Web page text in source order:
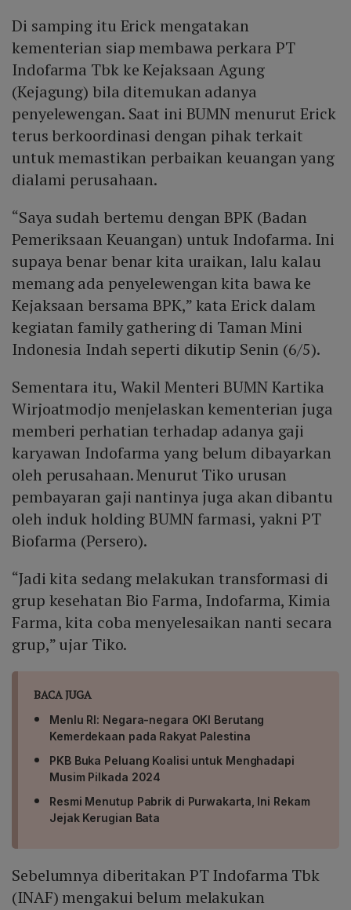
Di samping itu Erick mengatakan
kementerian siap membawa perkara PT
Indofarma Tbk ke Kejaksaan Agung
(Kejagung) bila ditemukan adanya
penyelewengan. Saat ini BUMN menurut Erick
terus berkoordinasi dengan pihak terkait
untuk memastikan perbaikan keuangan yang
dialami perusahaan.
“Saya sudah bertemu dengan BPK (Badan
Pemeriksaan Keuangan) untuk Indofarma. Ini
supaya benar benar kita uraikan, lalu kalau
memang ada penyelewengan kita bawa ke
Kejaksaan bersama BPK,” kata Erick dalam
kegiatan family gathering di Taman Mini
Indonesia Indah seperti dikutip Senin (6/5).
Sementara itu, Wakil Menteri BUMN Kartika
Wirjoatmodjo menjelaskan kementerian juga
memberi perhatian terhadap adanya gaji
karyawan Indofarma yang belum dibayarkan
oleh perusahaan. Menurut Tiko urusan
pembayaran gaji nantinya juga akan dibantu
oleh induk holding BUMN farmasi, yakni PT
Biofarma (Persero).
“Jadi kita sedang melakukan transformasi di
grup kesehatan Bio Farma, Indofarma, Kimia
Farma, kita coba menyelesaikan nanti secara
grup,” ujar Tiko.
BACA JUGA
Menlu RI: Negara-negara OKI Berutang
Kemerdekaan pada Rakyat Palestina
PKB Buka Peluang Koalisi untuk Menghadapi
Musim Pilkada 2024
Resmi Menutup Pabrik di Purwakarta, Ini Rekam
Jejak Kerugian Bata
Sebelumnya diberitakan PT Indofarma Tbk
(INAF) mengakui belum melakukan